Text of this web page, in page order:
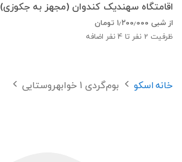
اقامتگاه سهندیک کندوان (مجهز به جکوزی)
از شبی ۱٫۲۰۰٫۰۰۰ تومان
ظرفیت 2 نفر تا 4 نفر اضافه
خانه اسکو بوم‌گردی 1 خوابهروستایی